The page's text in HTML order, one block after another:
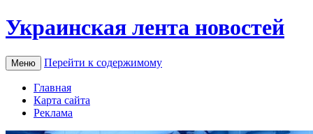
Украинская лента новостей
Меню Перейти к содержимому
Главная
Карта сайта
Реклама